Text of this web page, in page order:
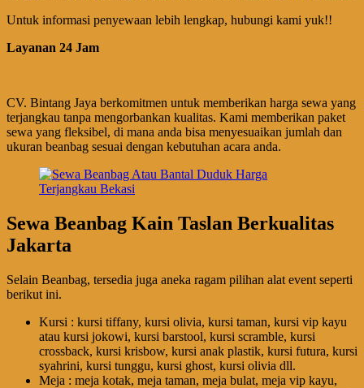
Untuk informasi penyewaan lebih lengkap, hubungi kami yuk!!
Layanan 24 Jam
CV. Bintang Jaya berkomitmen untuk memberikan harga sewa yang
terjangkau tanpa mengorbankan kualitas. Kami memberikan paket
sewa yang fleksibel, di mana anda bisa menyesuaikan jumlah dan
ukuran beanbag sesuai dengan kebutuhan acara anda.
Sewa Beanbag Kain Taslan Berkualitas
Jakarta
Selain Beanbag, tersedia juga aneka ragam pilihan alat event seperti
berikut ini.
Kursi : kursi tiffany, kursi olivia, kursi taman, kursi vip kayu
atau kursi jokowi, kursi barstool, kursi scramble, kursi
crossback, kursi krisbow, kursi anak plastik, kursi futura, kursi
syahrini, kursi tunggu, kursi ghost, kursi olivia dll.
Meja : meja kotak, meja taman, meja bulat, meja vip kayu,